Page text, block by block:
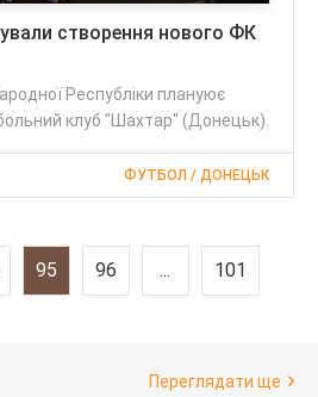
створення нового ФК
Республіки плануює
клуб "Шахтар" (Донецьк).
ФУТБОЛ / ДОНЕЦЬК
95 96 ... 101
Переглядати ще